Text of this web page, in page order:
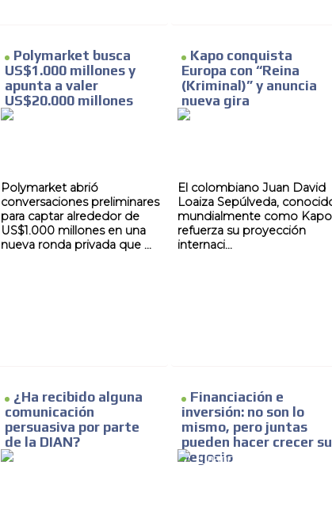
Polymarket busca
US$1.000 millones y
apunta a valer
US$20.000 millones
Polymarket abrió
conversaciones preliminares
para captar alrededor de
US$1.000 millones en una
nueva ronda privada que ...
Kapo conquista
Europa con “Reina
(Kriminal)” y anuncia
nueva gira
El colombiano Juan David
Loaiza Sepúlveda,
mundialmente como
refuerza su proyección
internaci...
¿Ha recibido alguna
comunicación
persuasiva por parte
de la DIAN?
Financiación e
inversión: no son lo
mismo, pero juntas
pueden hacer crecer su
negocio
MVE
ADS